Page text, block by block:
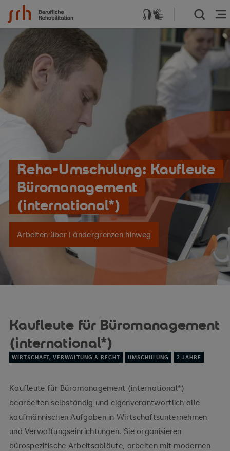
Zum Inhalt springen
Reha-Umschulung: Kaufleute
Büromanagement
(international*)
Arbeiten über Ländergrenzen hinweg
Kaufleute für Büromanagement
(international*)
WIRTSCHAFT, VERWALTUNG & RECHT UMSCHULUNG 2 JAHRE
Kaufleute für Büromanagement (international*)
bearbeiten selbständig und eigenverantwortlich alle
kaufmännischen Aufgaben in Wirtschaftsunternehmen
und Verwaltungseinrichtungen. Sie organisieren
bürospezifische Arbeitsabläufe, arbeiten mit modernen